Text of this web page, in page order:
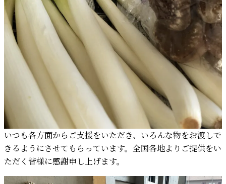
いつも各方面からご支援をいただき、いろんな物をお渡しで
きるようにさせてもらっています。全国各地よりご提供をい
ただく皆様に感謝申し上げます。